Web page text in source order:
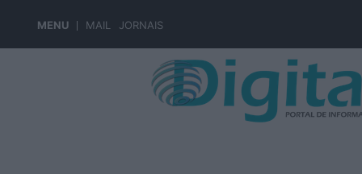
MENU MAIL JORNAIS